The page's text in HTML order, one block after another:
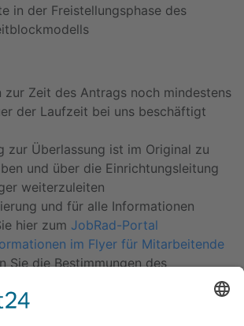
in der Freistellungsphase des
zur Zeit des Antrags noch mindestens
der Laufzeit bei uns beschäftigt
zur Überlassung ist im Original zu
und über die Einrichtungsleitung
weiterzuleiten
und für alle Informationen
hier zum JobRad-Portal
im Flyer für Mitarbeitende
Sie die Bestimmungen des